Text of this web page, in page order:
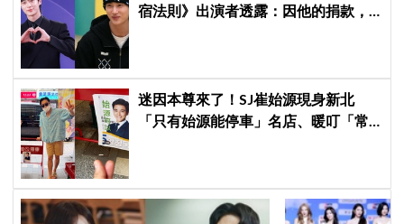
宿法則》出演者透露：因他的捐款，
迷因本尊來了！SJ崔始源現身新北
「只有始源能停車」名店、暖叮「常